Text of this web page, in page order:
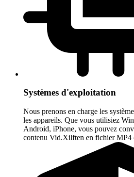
Systèmes d'exploitation
Nous prenons en charge les
les appareils. Que vous utilisiez
Android, iPhone, vous pouvez
contenu Vid.Xilften en fichier MP4